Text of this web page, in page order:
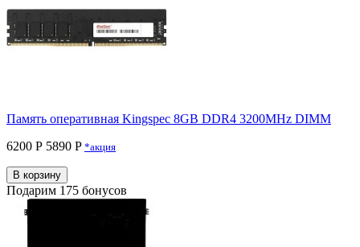
Память оперативная Kingspec 8GB DDR4 3200MHz DIMM
6200 Р 5890 P *акция
В корзину
Подарим 175 бонусов